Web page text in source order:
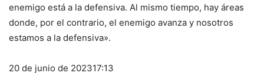
enemigo está a la defensiva. Al mismo tiempo, hay áreas
donde, por el contrario, el enemigo avanza y nosotros
estamos a la defensiva».
20 de junio de 202317:13